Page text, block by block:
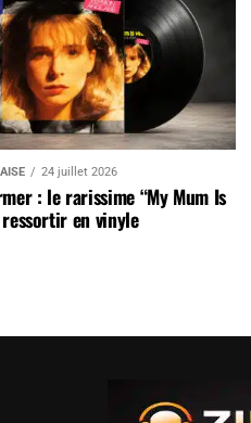
24 juillet 2026
: le rarissime “My Mum Is
ressortir en vinyle